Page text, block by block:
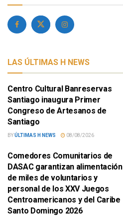
LAS ÚLTIMAS H NEWS
Centro Cultural Banreservas
Santiago inaugura Primer
Congreso de Artesanos de
Santiago
BYÚLTIMAS H NEWS 08/08/2026
Comedores Comunitarios de
DASAC garantizan alimentación
de miles de voluntarios y
personal de los XXV Juegos
Centroamericanos y del Caribe
Santo Domingo 2026